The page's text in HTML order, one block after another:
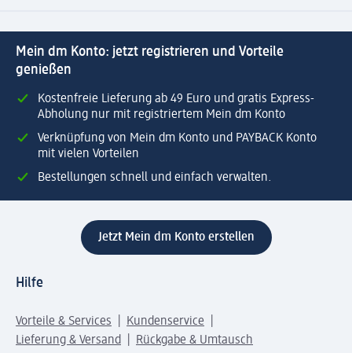
Mein dm Konto: jetzt registrieren und Vorteile
genießen
Kostenfreie Lieferung ab 49 Euro und gratis Express-
Abholung nur mit registriertem Mein dm Konto
Verknüpfung von Mein dm Konto und PAYBACK Konto
mit vielen Vorteilen
Bestellungen schnell und einfach verwalten.
Jetzt Mein dm Konto erstellen
Hilfe
Vorteile & Services
Kundenservice
Lieferung & Versand
Rückgabe & Umtausch